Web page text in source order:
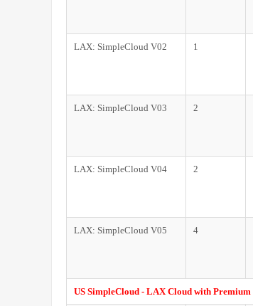
LAX: SimpleCloud V02 1
LAX: SimpleCloud V03 2
LAX: SimpleCloud V04 2
LAX: SimpleCloud V05 4
US SimpleCloud - LAX Cloud with